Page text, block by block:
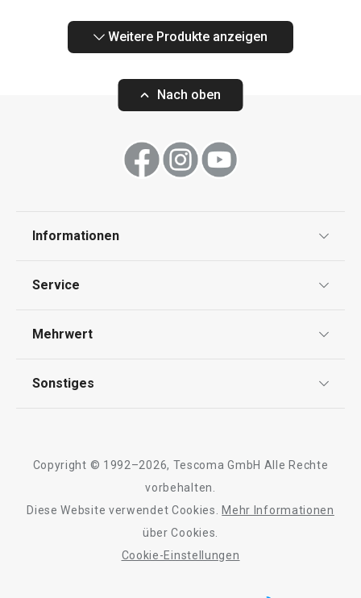
Weitere Produkte anzeigen
Nach oben
Informationen
Impressum
Service
Kontaktformular
Mehrwert
Qualität
Sonstiges
Copyright © 1992–2026, Tescoma GmbH Alle Rechte
vorbehalten.
Diese Website verwendet Cookies. Mehr Informationen
über Cookies.
Cookie-Einstellungen